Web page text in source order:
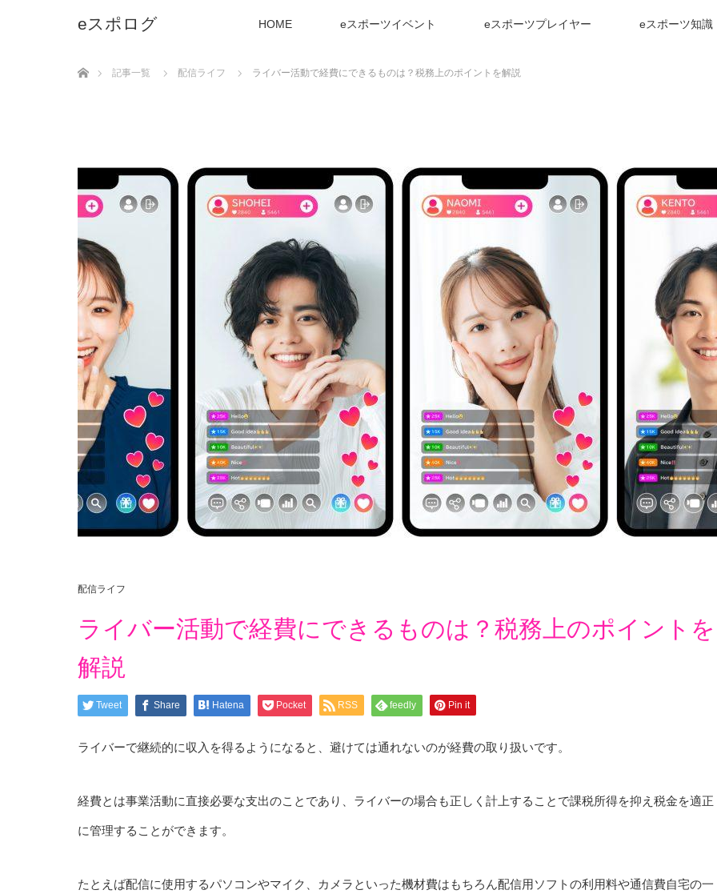
eスポログ HOME eスポーツイベント eスポーツプレイヤー eスポーツ知識
記事一覧
配信ライフ ライバー活動で経費にできるものは？税務上のポイントを解説
配信ライフ
ライバー活動で経費にできるものは？税務上のポイントを
解説
Tweet Share Hatena Pocket RSS feedly Pin it
ライバーで継続的に収入を得るようになると、避けては通れないのが経費の取り扱いです。
経費とは事業活動に直接必要な支出のことであり、ライバーの場合も正しく計上することで課税所得を抑え税金を適正
に管理することができます。
たとえば配信に使用するパソコンやマイク、カメラといった機材費はもちろん配信用ソフトの利用料や通信費自宅の一